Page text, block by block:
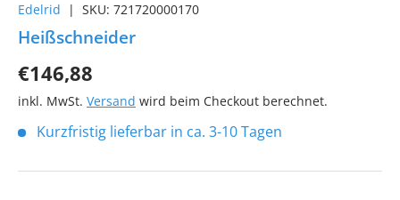
Edelrid | SKU: 721720000170
Heißschneider
€146,88
inkl. MwSt. Versand wird beim Checkout berechnet.
Kurzfristig lieferbar in ca. 3-10 Tagen